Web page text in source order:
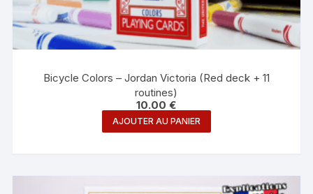
Bicycle Colors – Jordan Victoria (Red deck + 11
routines)
10.00€
AJOUTER AU PANIER